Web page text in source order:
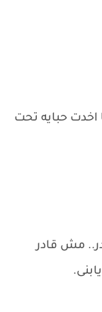
حبايه تحت
مش قادر